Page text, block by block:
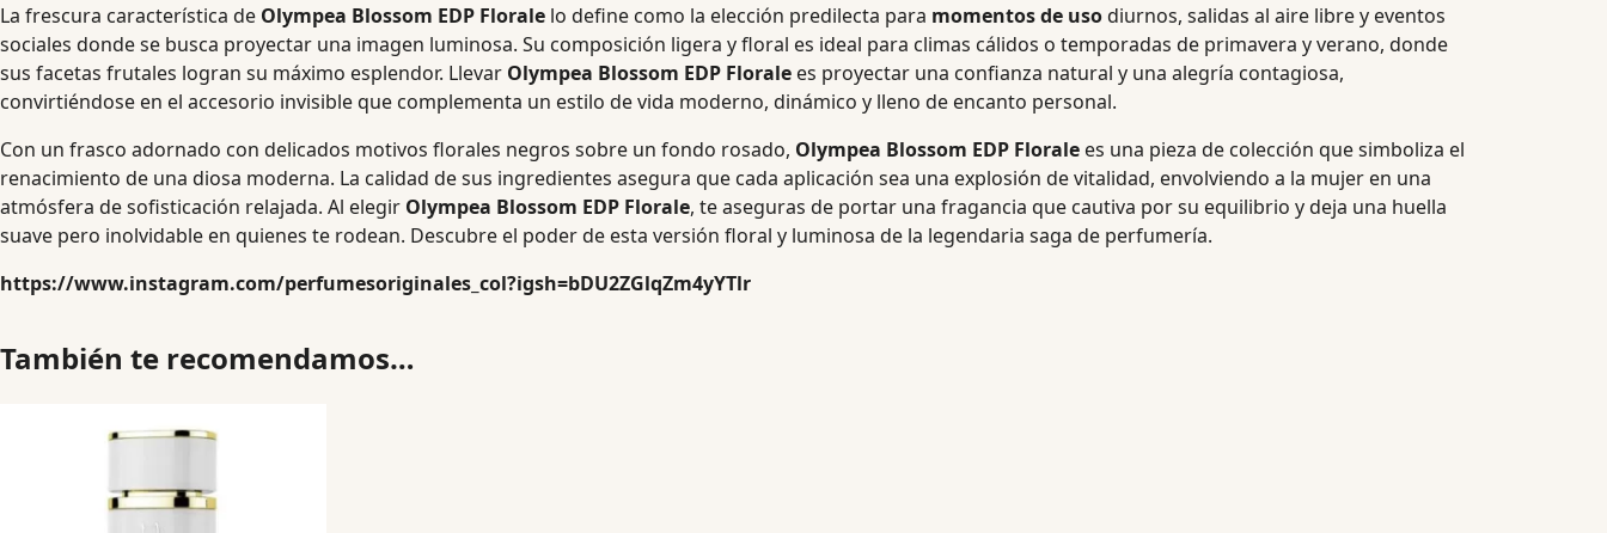
La frescura característica de Olympea Blossom EDP Florale lo define como la elección predilecta para momentos de usodiurnos, salidas al aire libre y eventos
sociales donde se busca proyectar una imagen luminosa. Su composición ligera y floral es ideal para climas cálidos o temporadas de primavera y verano, donde
sus facetas frutales logran su máximo esplendor. Llevar Olympea Blossom EDP Florale es proyectar una confianza natural y una alegría contagiosa,
convirtiéndose en el accesorio invisible que complementa un estilo de vida moderno, dinámico y lleno de encanto personal.
Con un frasco adornado con delicados motivos florales negros sobre un fondo rosado, Olympea Blossom EDP Florale es una pieza de colección que simboliza el
renacimiento de una diosa moderna. La calidad de sus ingredientes asegura que cada aplicación sea una explosión de vitalidad, envolviendo a la mujer en una
atmósfera de sofisticación relajada. Al elegir Olympea Blossom EDP Florale, te aseguras de portar una fragancia que cautiva por su equilibrio y deja una huella
suave pero inolvidable en quienes te rodean. Descubre el poder de esta versión floral y luminosa de la legendaria saga de perfumería.
https://www.instagram.com/perfumesoriginales_col?igsh=bDU2ZGlqZm4yYTlr
También te recomendamos…